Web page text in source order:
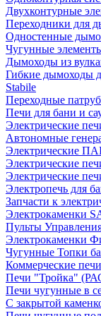
Двухконтурные
Переходники для
Одностенные
Чугунные
Дымоходы из
Гибкие дымоходы
Stabile
Переходные
Печи для бани и
Электрические
Автономные
Электрические
Электрические
Электрические
Электропечь для
Запчасти к
Электрокаменки
Пульты
Электрокаменки
Чугунные Топки
Коммерческие
Печи "Тройка"
Печи чугунные в
С закрытой